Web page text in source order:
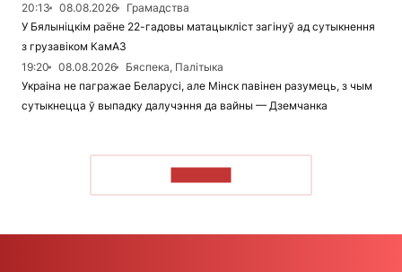
20:13
08.08.2026
Грамадства
У Бялыніцкім раёне 22-гадовы матацыкліст загінуў ад сутыкнення
з грузавіком КамАЗ
19:20
08.08.2026
Бяспека, Палітыка
Украіна не пагражае Беларусі, але Мінск павінен разумець, з чым
сутыкнецца ў выпадку далучэння да вайны — Дземчанка